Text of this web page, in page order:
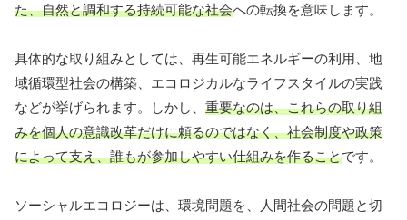
た、自然と調和する持続可能な社会への転換を意味します。
具体的な取り組みとしては、再生可能エネルギーの利用、地
域循環型社会の構築、エコロジカルなライフスタイルの実践
などが挙げられます。しかし、 重要なのは、これらの取り組
みを個人の意識改革だけに頼るのではなく、社会制度や政策
によって支え、誰もが参加しやすい仕組みを作ることです。
ソーシャルエコロジーは、環境問題を、人間社会の問題と切